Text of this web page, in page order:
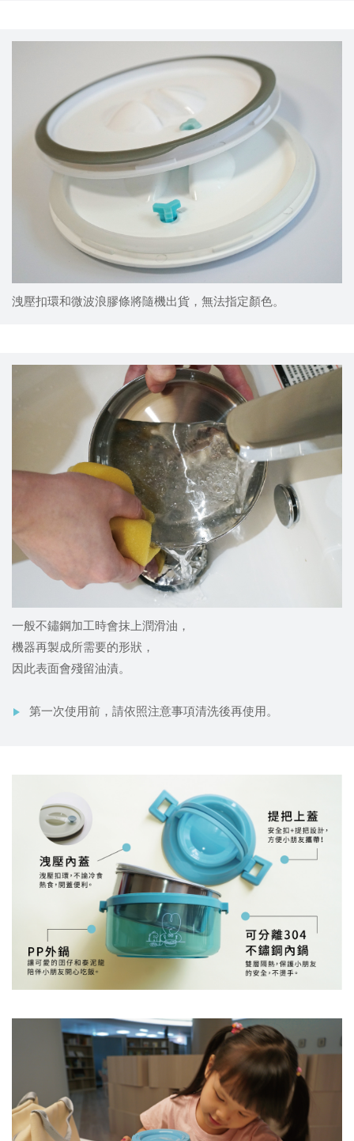
洩壓扣環和微波浪膠條將隨機出貨，無法指定顏色。
一般不鏽鋼加工時會抹上潤滑油，
機器再製成所需要的形狀，
因此表面會殘留油漬。
第一次使用前，請依照注意事項清洗後再使用。